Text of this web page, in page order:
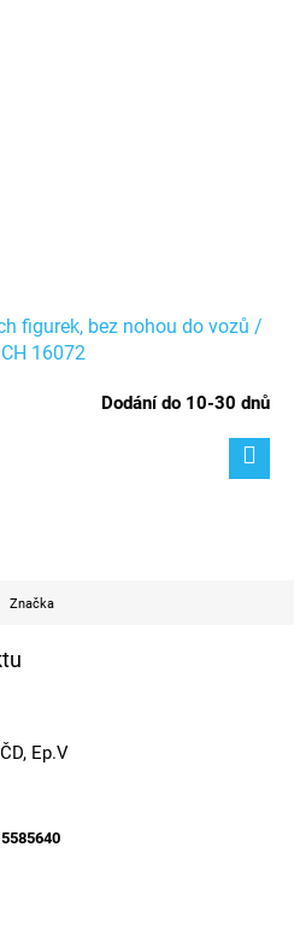
figurek, bez nohou do vozů /
16072
Dodání do 10-30 dnů
Značka
Ep.V